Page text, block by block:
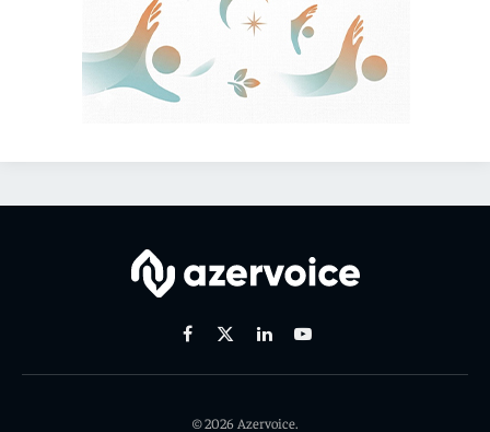
Facebook
X
LinkedinYoutube
© 2026 Azervoice.